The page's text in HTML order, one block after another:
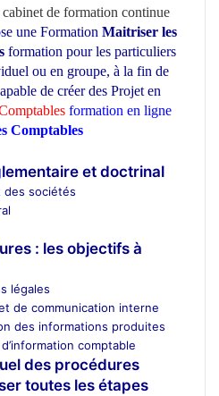
cabinet de formation continue
une Formation Maitriser les
formation pour les particuliers
ou en groupe, à la fin de
de créer des Projet en
formation en ligne
Comptables
et doctrinal
des sociétés
: les objectifs à
légales
de communication interne
des informations produites
comptable
des procédures
toutes les étapes